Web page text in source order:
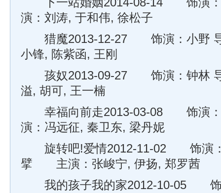
演：刘涛, 于和伟, 徐松子
猎魔2013-12-27 饰演：小野 导
小锋, 陈紫函, 王刚
孩奴2013-09-27 饰演：钟林 导
溢, 胡可, 王一楠
幸福向前走2013-03-08 饰演：
演：冯远征, 秦卫东, 梁丹妮
旋转吧!爱情2012-11-02 饰演：
擘 主演：张峻宁, 伊扬, 郑罗茜
我的孩子我的家2012-10-05 饰